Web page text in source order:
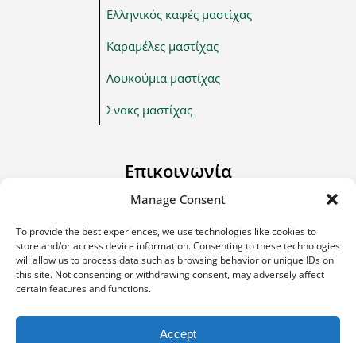
Manage Consent
To provide the best experiences, we use technologies like cookies to
store and/or access device information. Consenting to these technologies
will allow us to process data such as browsing behavior or unique IDs on
this site. Not consenting or withdrawing consent, may adversely affect
certain features and functions.
Accept
Ελληνικός καφές μαστίχας
Καραμέλες μαστίχας
Λουκούμια μαστίχας
Σνακς μαστίχας
Επικοινωνία
Οδός Χίου – Καρφά, ΤΘ 170 Περιοχή Κοντάρι, 82100 Χίος.
Τηλ: +30 22710 22666
Email: info@e-anemos.gr
Terms & Conditions